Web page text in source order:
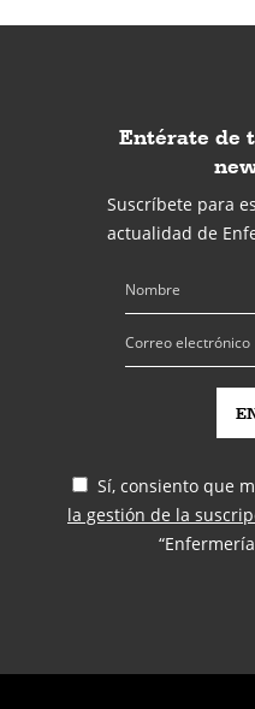
Entérate de
Suscríbete para
actualidad de
Sí, consiento que
la gestión de la